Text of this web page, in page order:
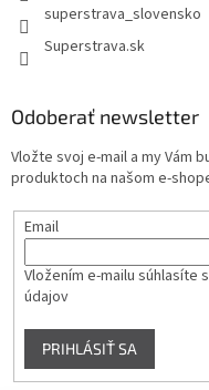
superstrava_slovensko
Superstrava.sk
Odoberať newsletter
Vložte svoj e-mail a my Vám
produktoch na našom e-
Email
Vložením e-mailu súhlasíte s
údajov
PRIHLÁSIŤ SA